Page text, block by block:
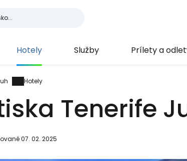
Hotely Služby Prílety a
Hotely
Tenerife
07. 02. 2025